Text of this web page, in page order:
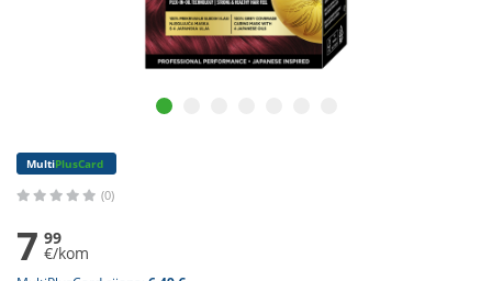
MultiPlusCard
(0)
7 99
€/kom